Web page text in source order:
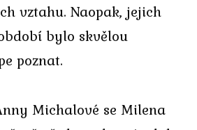
vztahu. Naopak, jejich
bylo skvělou
poznat.
Michalové se Milena